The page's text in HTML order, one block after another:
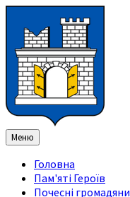
змісту
ліву
бічну
панель
праву
бічну
панель
нижнього
колонтитула
Меню
Головна
Пам'яті Героїв
Почесні громадяни